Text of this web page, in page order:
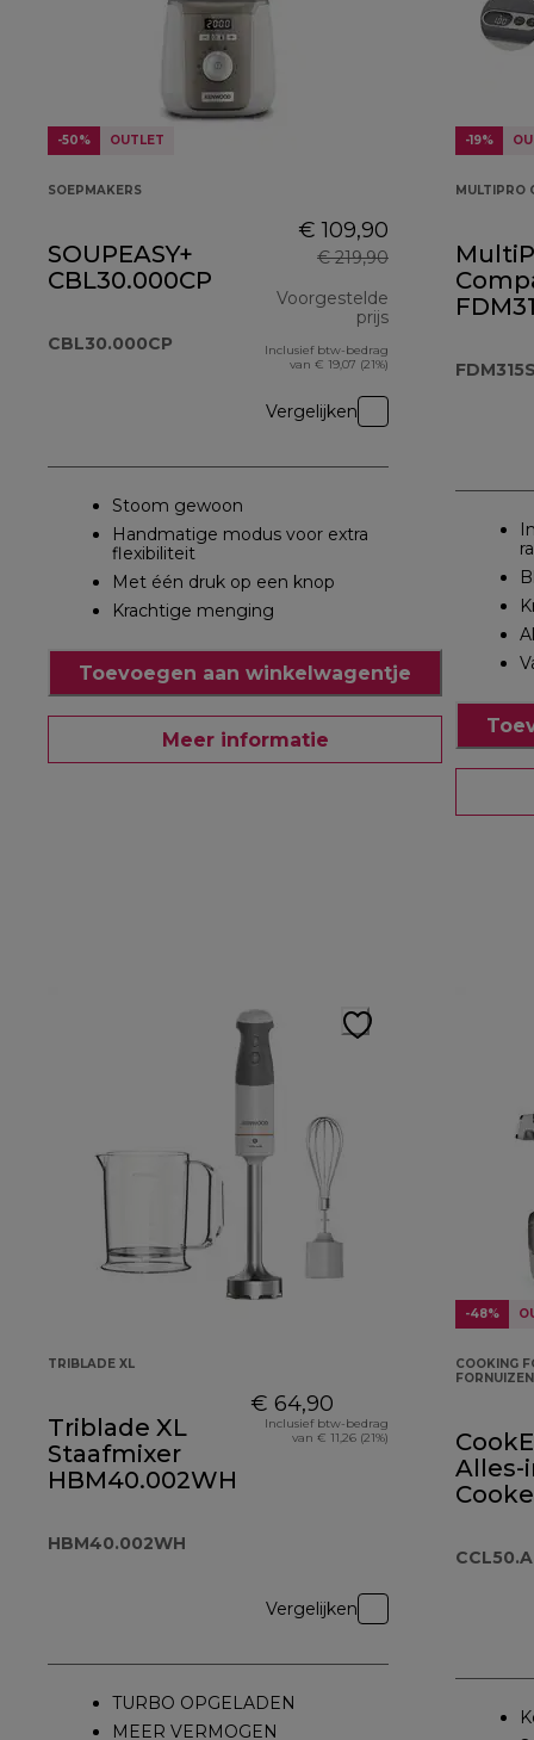
-50% OUTLET
SOEPMAKERS
SOUPEASY+
CBL30.000CP
CBL30.000CP
€ 109,90
€ 219,90
Voorgestelde
prijs
Inclusief btw-bedrag
van € 19,07 (21%)
Vergelijken
Stoom gewoon
Handmatige modus voor extra
flexibiliteit
Met één druk op een knop
Krachtige menging
Toevoegen aan winkelwagentje
Meer informatie
-19%
MULTIPRO
TRIBLADE XL
Triblade XL
Staafmixer
HBM40.002WH
HBM40.002WH
€ 64,90
Inclusief btw-bedrag
van € 11,26 (21%)
Vergelijken
TURBO OPGELADEN
MEER VERMOGEN
-48%
COOKING
FORNUIZEN
Alles-